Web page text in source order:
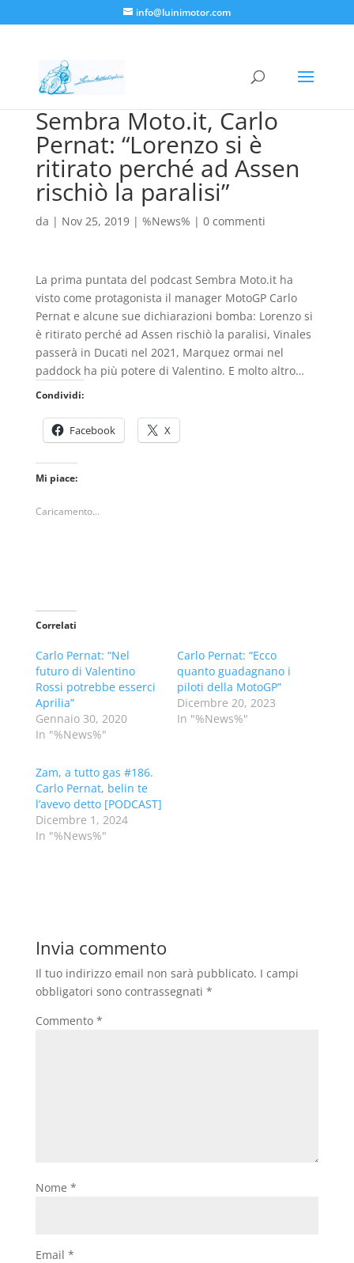
info@luinimotor.com
Sembra Moto.it, Carlo
Pernat: “Lorenzo si è
ritirato perché ad Assen
rischiò la paralisi”
da | Nov 25, 2019| %News% | 0 commenti
La prima puntata del podcast Sembra Moto.it ha
visto come protagonista il manager MotoGP Carlo
Pernat e alcune sue dichiarazioni bomba: Lorenzo si
è ritirato perché ad Assen rischiò la paralisi, Vinales
passerà in Ducati nel 2021, Marquez ormai nel
paddock ha più potere di Valentino. E molto altro…
Condividi:
Facebook X
Mi piace:
Caricamento...
Correlati
Carlo Pernat: “Nel
futuro di Valentino
Rossi potrebbe esserci
Aprilia”
Gennaio 30, 2020
In "%News%"
Carlo Pernat: “Ecco
quanto guadagnano i
piloti della MotoGP”
Dicembre 20, 2023
In "%News%"
Zam, a tutto gas #186.
Carlo Pernat, belin te
l’avevo detto [PODCAST]
Dicembre 1, 2024
In "%News%"
Invia commento
Il tuo indirizzo email non sarà pubblicato. I campi
obbligatori sono contrassegnati *
Commento *
Nome *
Email *